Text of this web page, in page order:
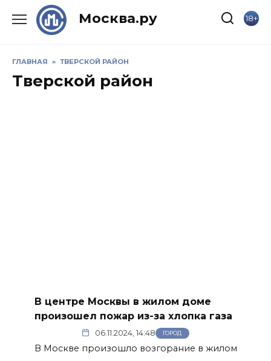
Москва.ру 18+
ГЛАВНАЯ » ТВЕРСКОЙ РАЙОН
Тверской район
В центре Москвы в жилом доме
произошел пожар из-за хлопка газа
06.11.2024, 14:48 ГОРОД
В Москве произошло возгорание в жилом